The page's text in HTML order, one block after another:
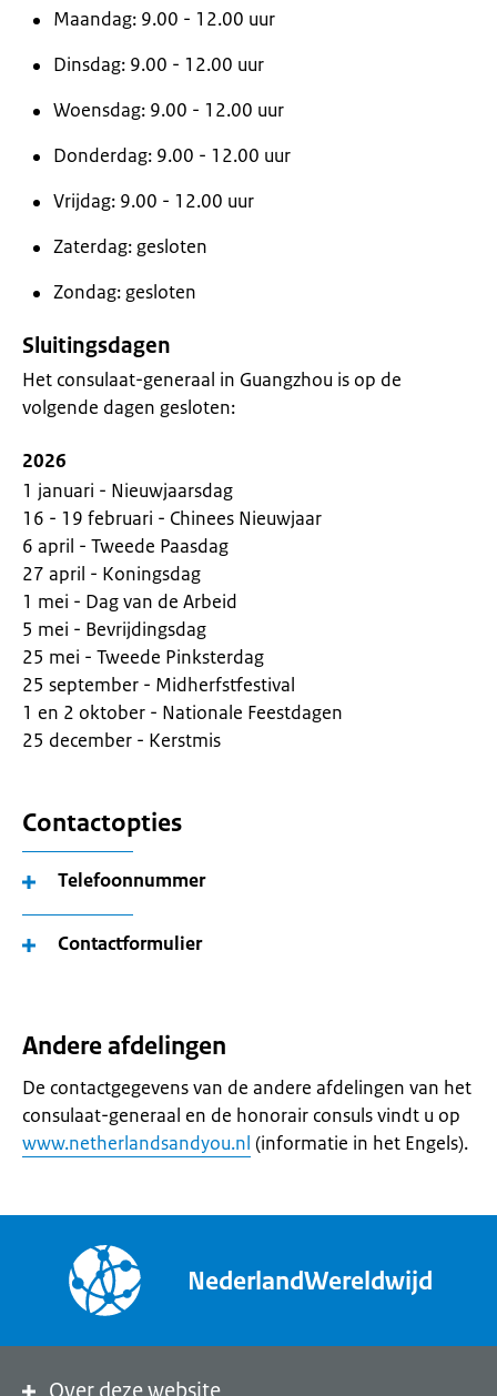
Maandag: 9.00 - 12.00 uur
Dinsdag: 9.00 - 12.00 uur
Woensdag: 9.00 - 12.00 uur
Donderdag: 9.00 - 12.00 uur
Vrijdag: 9.00 - 12.00 uur
Zaterdag: gesloten
Zondag: gesloten
Sluitingsdagen
Het consulaat-generaal in Guangzhou is op de
volgende dagen gesloten:
2026
1 januari - Nieuwjaarsdag
16 - 19 februari - Chinees Nieuwjaar
6 april - Tweede Paasdag
27 april - Koningsdag
1 mei - Dag van de Arbeid
5 mei - Bevrijdingsdag
25 mei - Tweede Pinksterdag
25 september - Midherfstfestival
1 en 2 oktober - Nationale Feestdagen
25 december - Kerstmis
Contactopties
Telefoonnummer
Contactformulier
Andere afdelingen
De contactgegevens van de andere afdelingen van het
consulaat-generaal en de honorair consuls vindt u op
www.netherlandsandyou.nl (informatie in het Engels).
NederlandWereldwijd